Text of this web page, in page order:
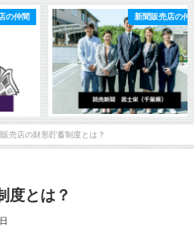
新聞販売店の仲間
売店の財形貯蓄制度とは？
度とは？